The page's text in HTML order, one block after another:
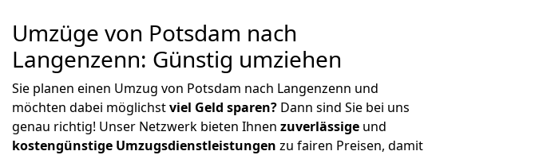
Umzüge von Potsdam nach
Langenzenn: Günstig umziehen
Sie planen einen Umzug von Potsdam nach Langenzenn und
möchten dabei möglichstviel Geld sparen? Dann sind Sie bei uns
genau richtig! Unser Netzwerk bieten Ihnen zuverlässige und
kostengünstige Umzugsdienstleistungen zu fairen Preisen, damit